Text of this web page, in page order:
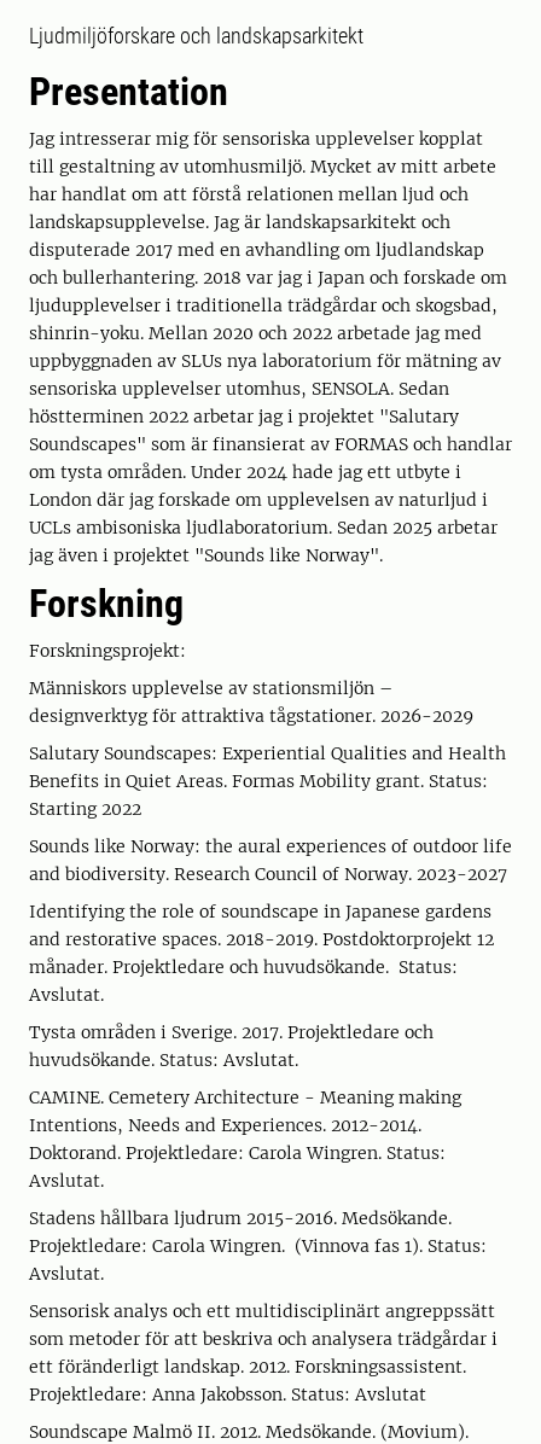
Ljudmiljöforskare och landskapsarkitekt
Presentation
Jag intresserar mig för sensoriska upplevelser kopplat
till gestaltning av utomhusmiljö. Mycket av mitt arbete
har handlat om att förstå relationen mellan ljud och
landskapsupplevelse. Jag är landskapsarkitekt och
disputerade 2017 med en avhandling om ljudlandskap
och bullerhantering. 2018 var jag i Japan och forskade om
ljudupplevelser i traditionella trädgårdar och skogsbad,
shinrin-yoku. Mellan 2020 och 2022 arbetade jag med
uppbyggnaden av SLUs nya laboratorium för mätning av
sensoriska upplevelser utomhus, SENSOLA. Sedan
höstterminen 2022 arbetar jag i projektet "Salutary
Soundscapes" som är finansierat av FORMAS och handlar
om tysta områden. Under 2024 hade jag ett utbyte i
London där jag forskade om upplevelsen av naturljud i
UCLs ambisoniska ljudlaboratorium. Sedan 2025 arbetar
jag även i projektet "Sounds like Norway".
Forskning
Forskningsprojekt:
Människors upplevelse av stationsmiljön –
designverktyg för attraktiva tågstationer. 2026-2029
Salutary Soundscapes: Experiential Qualities and Health
Benefits in Quiet Areas. Formas Mobility grant. Status:
Starting 2022
Sounds like Norway: the aural experiences of outdoor life
and biodiversity. Research Council of Norway. 2023-2027
Identifying the role of soundscape in Japanese gardens
and restorative spaces. 2018-2019. Postdoktorprojekt 12
månader. Projektledare och huvudsökande. Status:
Avslutat.
Tysta områden i Sverige. 2017. Projektledare och
huvudsökande. Status: Avslutat.
CAMINE. Cemetery Architecture - Meaning making
Intentions, Needs and Experiences. 2012-2014.
Doktorand. Projektledare: Carola Wingren. Status:
Avslutat.
Stadens hållbara ljudrum 2015-2016. Medsökande.
Projektledare: Carola Wingren. (Vinnova fas 1). Status:
Avslutat.
Sensorisk analys och ett multidisciplinärt angreppssätt
som metoder för att beskriva och analysera trädgårdar i
ett föränderligt landskap. 2012. Forskningsassistent.
Projektledare: Anna Jakobsson. Status: Avslutat
Soundscape Malmö II. 2012. Medsökande. (Movium).